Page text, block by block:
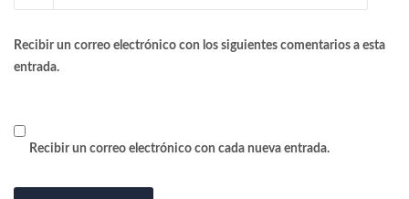
Recibir un correo electrónico con los siguientes comentarios a esta
entrada.
Recibir un correo electrónico con cada nueva entrada.